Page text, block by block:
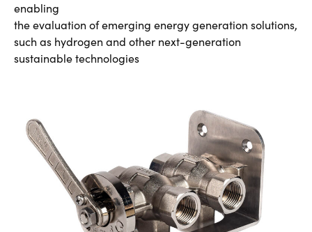
enabling
the evaluation of emerging energy generation solutions,
such as hydrogen and other next-generation
sustainable technologies